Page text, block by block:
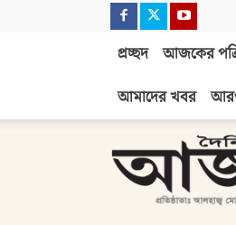
প্রচ্ছদ আজকের
আমাদের খবর
আজাদী